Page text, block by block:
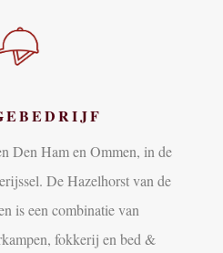
Den Ham en Ommen, in de
De Hazelhorst van de
is een combinatie van
fokkerij en bed &